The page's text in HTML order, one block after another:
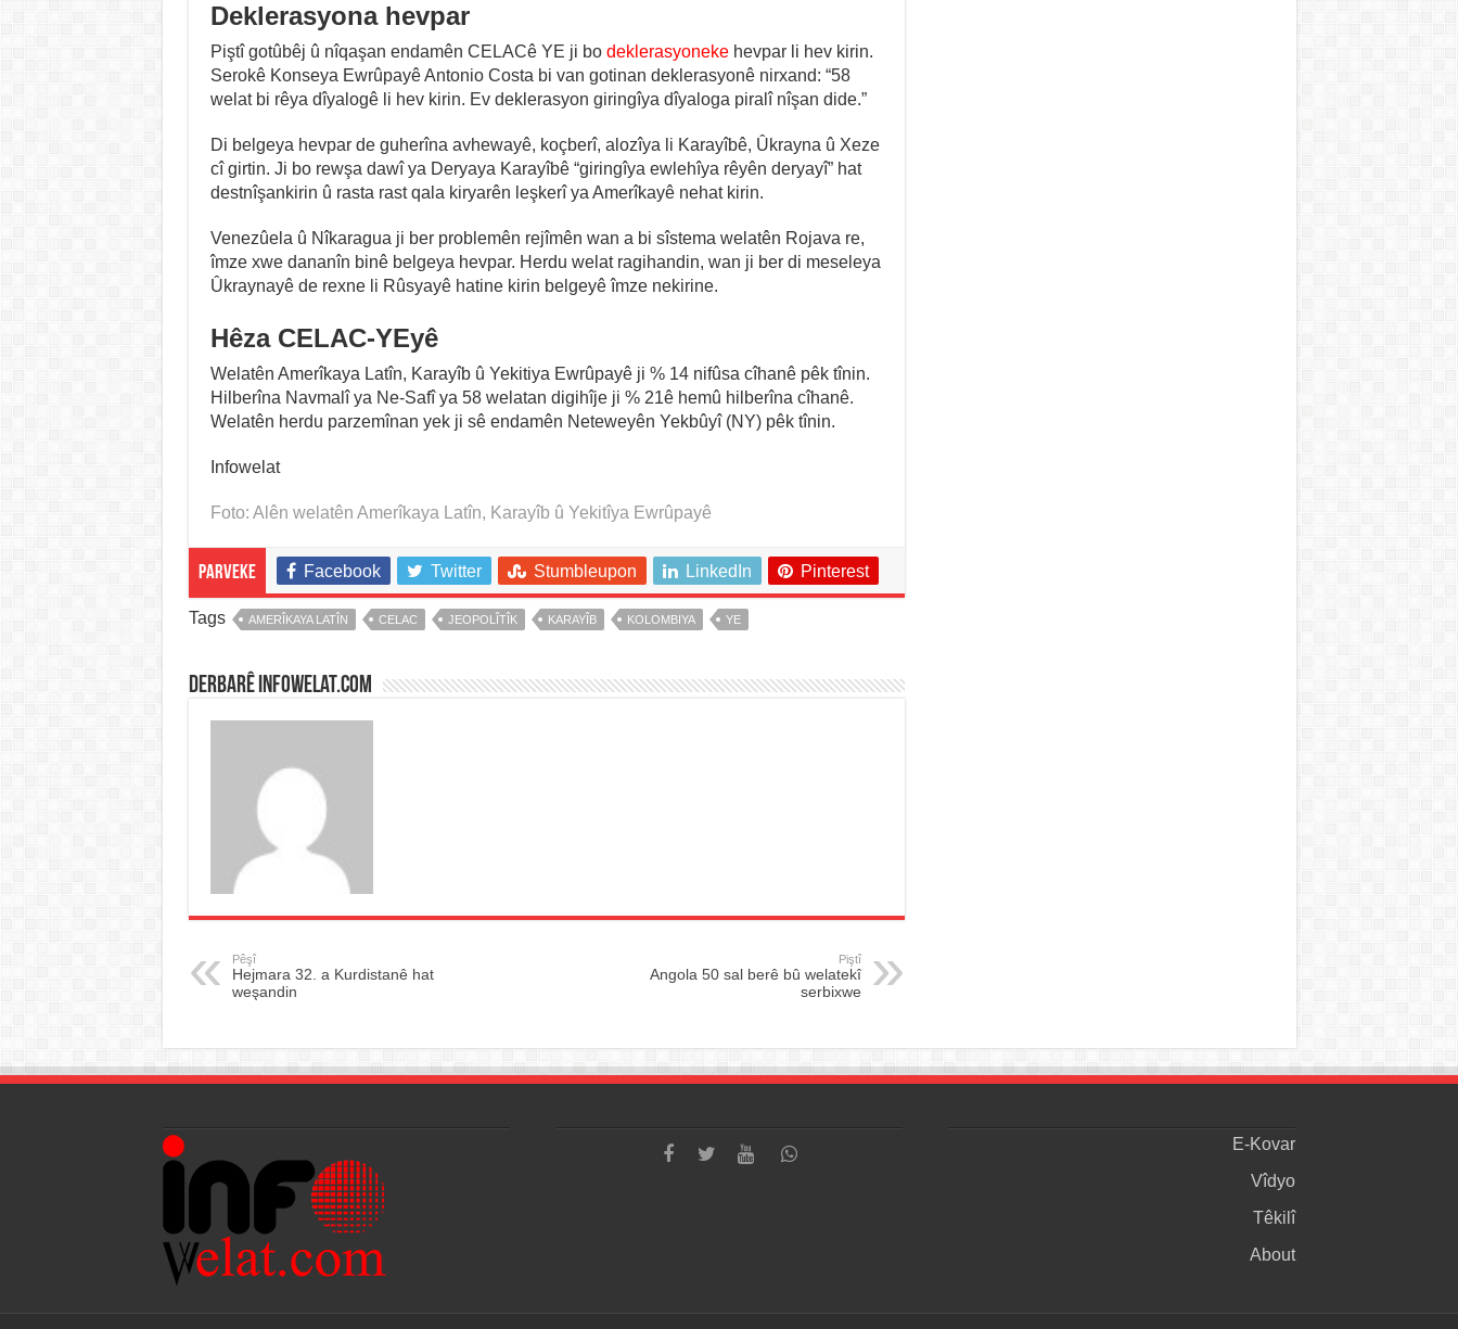
Deklerasyona hevpar
Piştî gotûbêj û nîqaşan endamên CELACê YE ji bo deklerasyoneke hevpar li hev kirin.
Serokê Konseya Ewrûpayê Antonio Costa bi van gotinan deklerasyonê nirxand: “58
welat bi rêya dîyalogê li hev kirin. Ev deklerasyon giringîya dîyaloga piralî nîşan dide.”
Di belgeya hevpar de guherîna avhewayê, koçberî, alozîya li Karayîbê, Ûkrayna û Xeze
cî girtin. Ji bo rewşa dawî ya Deryaya Karayîbê “giringîya ewlehîya rêyên deryayî” hat
destnîşankirin û rasta rast qala kiryarên leşkerî ya Amerîkayê nehat kirin.
Venezûela û Nîkaragua ji ber problemên rejîmên wan a bi sîstema welatên Rojava re,
îmze xwe dananîn binê belgeya hevpar. Herdu welat ragihandin, wan ji ber di meseleya
Ûkraynayê de rexne li Rûsyayê hatine kirin belgeyê îmze nekirine.
Hêza CELAC-YEyê
Welatên Amerîkaya Latîn, Karayîb û Yekitiya Ewrûpayê ji % 14 nifûsa cîhanê pêk tînin.
Hilberîna Navmalî ya Ne-Safî ya 58 welatan digihîje ji % 21ê hemû hilberîna cîhanê.
Welatên herdu parzemînan yek ji sê endamên Neteweyên Yekbûyî (NY) pêk tînin.
Infowelat
Foto: Alên welatên Amerîkaya Latîn, Karayîb û Yekitîya Ewrûpayê
Parveke Facebook Twitter Stumbleupon LinkedIn Pinterest
Tags AMERÎKAYA LATÎN CELAC JEOPOLÎTÎK KARAYÎB KOLOMBIYA YE
Derbarê infowelat.com
Pêşî
Hejmara 32. a Kurdistanê hat
weşandin
Piştî
Angola 50 sal berê bû welatekî
serbixwe
E-Kovar
Vîdyo
Têkilî
About